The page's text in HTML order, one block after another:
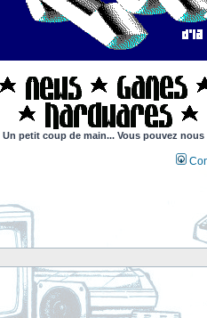
Un petit coup de main... Vous pouvez